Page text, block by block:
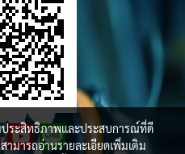
ประสิทธิภาพและประสบการณ์ที่ดี
ามารถอ่านรายละเอียดเพิ่มเติม